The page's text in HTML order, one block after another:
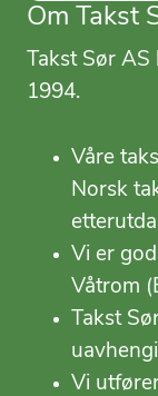
Om Takst
Takst Sør
1994.
Våre
Norsk
Vi er
Våtrom
Takst
Vi